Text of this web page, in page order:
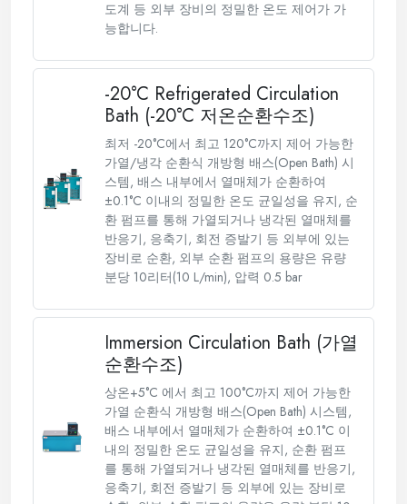
도계 등 외부 장비의 정밀한 온도 제어가 가
능합니다.
-20°C Refrigerated Circulation
Bath (-20°C 저온순환수조)
최저 -20°C에서 최고 120°C까지 제어 가능한
가열/냉각 순환식 개방형 배스(Open Bath) 시
스템, 배스 내부에서 열매체가 순환하여
±0.1°C 이내의 정밀한 온도 균일성을 유지, 순
환 펌프를 통해 가열되거나 냉각된 열매체를
반응기, 응축기, 회전 증발기 등 외부에 있는
장비로 순환, 외부 순환 펌프의 용량은 유량
분당 10리터(10 L/min), 압력 0.5 bar
Immersion Circulation Bath (가열
순환수조)
상온+5°C 에서 최고 100°C까지 제어 가능한
가열 순환식 개방형 배스(Open Bath) 시스템,
배스 내부에서 열매체가 순환하여 ±0.1°C 이
내의 정밀한 온도 균일성을 유지, 순환 펌프
를 통해 가열되거나 냉각된 열매체를 반응기,
응축기, 회전 증발기 등 외부에 있는 장비로